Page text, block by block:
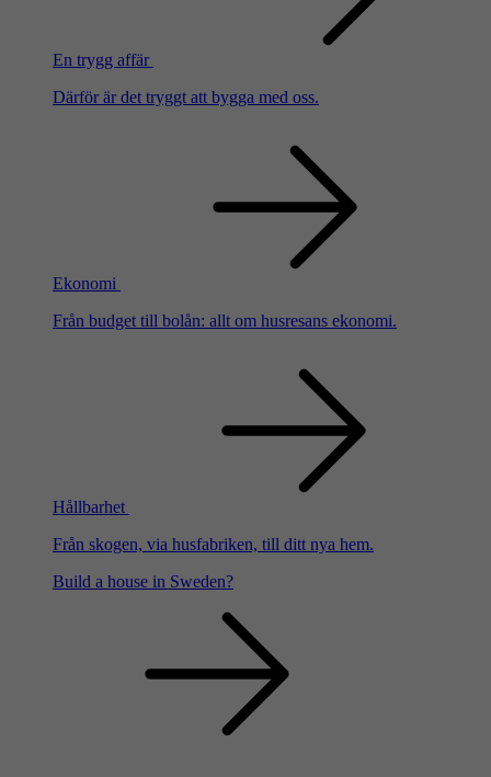
En trygg affär
Därför är det tryggt att bygga med oss.
Ekonomi
Från budget till bolån: allt om husresans ekonomi.
Hållbarhet
Från skogen, via husfabriken, till ditt nya hem.
Build a house in Sweden?